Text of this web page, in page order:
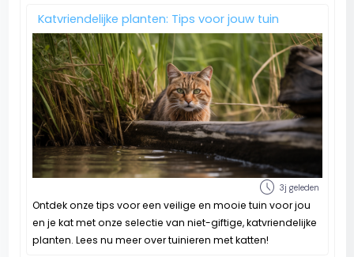
Katvriendelijke planten: Tips voor jouw tuin
schedule 3j geleden
Ontdek onze tips voor een veilige en mooie tuin voor jou
en je kat met onze selectie van niet-giftige, katvriendelijke
planten. Lees nu meer over tuinieren met katten!